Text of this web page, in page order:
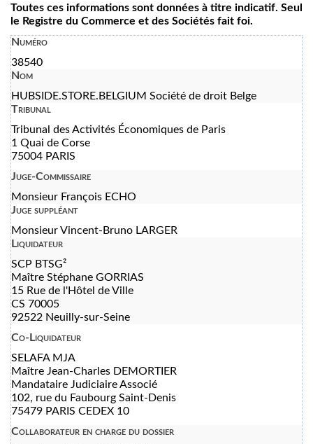
Toutes ces informations sont données à titre indicatif. Seul
le Registre du Commerce et des Sociétés fait foi.
Numéro
38540
Nom
HUBSIDE.STORE.BELGIUM Société de droit Belge
Tribunal
Tribunal des Activités Économiques de Paris
1 Quai de Corse
75004 PARIS
Juge-Commissaire
Monsieur François ECHO
Juge suppléant
Monsieur Vincent-Bruno LARGER
Liquidateur
SCP BTSG²
Maître Stéphane GORRIAS
15 Rue de l'Hôtel de Ville
CS 70005
92522 Neuilly-sur-Seine
Co-Liquidateur
SELAFA MJA
Maître Jean-Charles DEMORTIER
Mandataire Judiciaire Associé
102, rue du Faubourg Saint-Denis
75479 PARIS CEDEX 10
Collaborateur en charge du dossier